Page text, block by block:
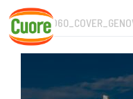
Skip
content
OC-